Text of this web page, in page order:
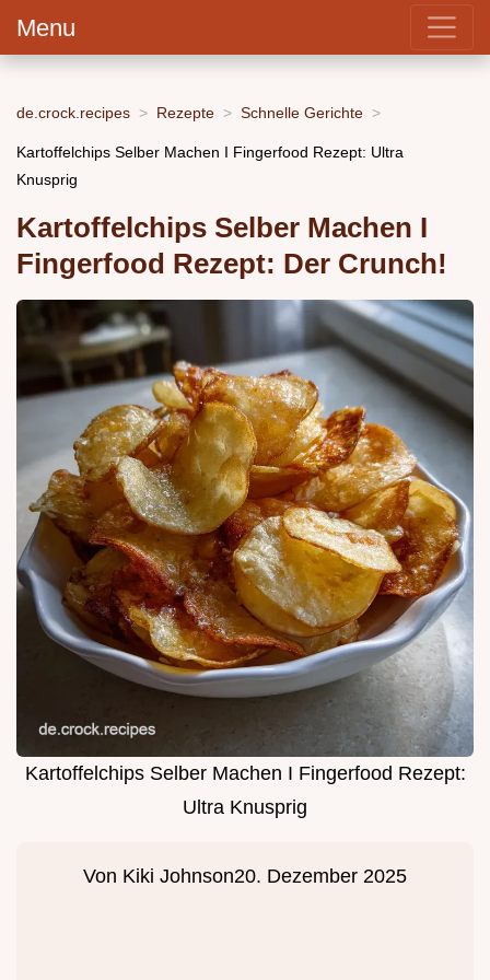
Menu
de.crock.recipes Rezepte Schnelle Gerichte
Kartoffelchips Selber Machen I Fingerfood Rezept: Ultra
Knusprig
Kartoffelchips Selber Machen I
Fingerfood Rezept: Der Crunch!
Kartoffelchips Selber Machen I Fingerfood Rezept:
Ultra Knusprig
Von Kiki Johnson20. Dezember 2025